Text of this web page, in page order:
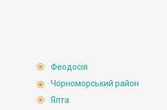
Феодосія
Чорноморський район
Ялта